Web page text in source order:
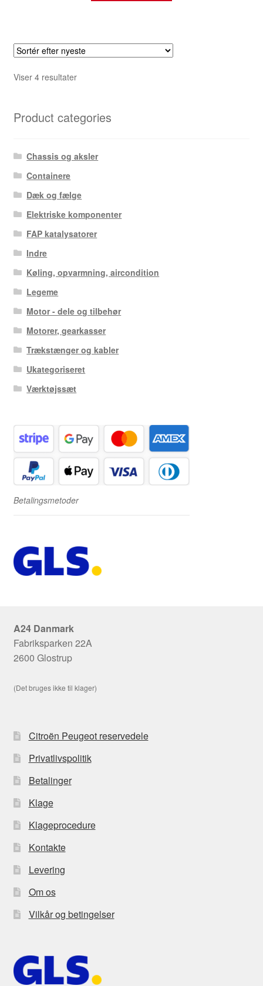
Viser 4 resultaterSorteret
Product categories
Chassis og aksler
Containere
Dæk og fælge
Elektriske komponenter
FAP katalysatorer
Indre
Køling, opvarmning, aircondition
Legeme
Motor - dele og tilbehør
Motorer, gearkasser
Trækstænger og kabler
Ukategoriseret
Værktøjssæt
Betalingsmetoder
A24 Danmark
Fabriksparken 22A
2600 Glostrup
(Det bruges ikke til klager)
Citroën Peugeot reservedele
Privatlivspolitik
Betalinger
Klage
Klageprocedure
Kontakte
Levering
Om os
Vilkår og betingelser